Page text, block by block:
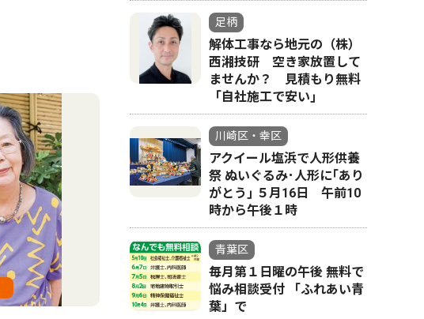
足柄
解体工事なら地元の（株）
西湘技研 空き家放置して
ませんか？ 見積もり無料
「自社施工で安い｣
川崎区・幸区
アクイール塩浜で人形供養
祭 ぬいぐるみ･人形に｢あり
がとう｣ ５月16日 午前10
時から午後１時
青葉区
毎月第１日曜の午後 無料で
悩み相談受付 「ふれあい青
葉」で